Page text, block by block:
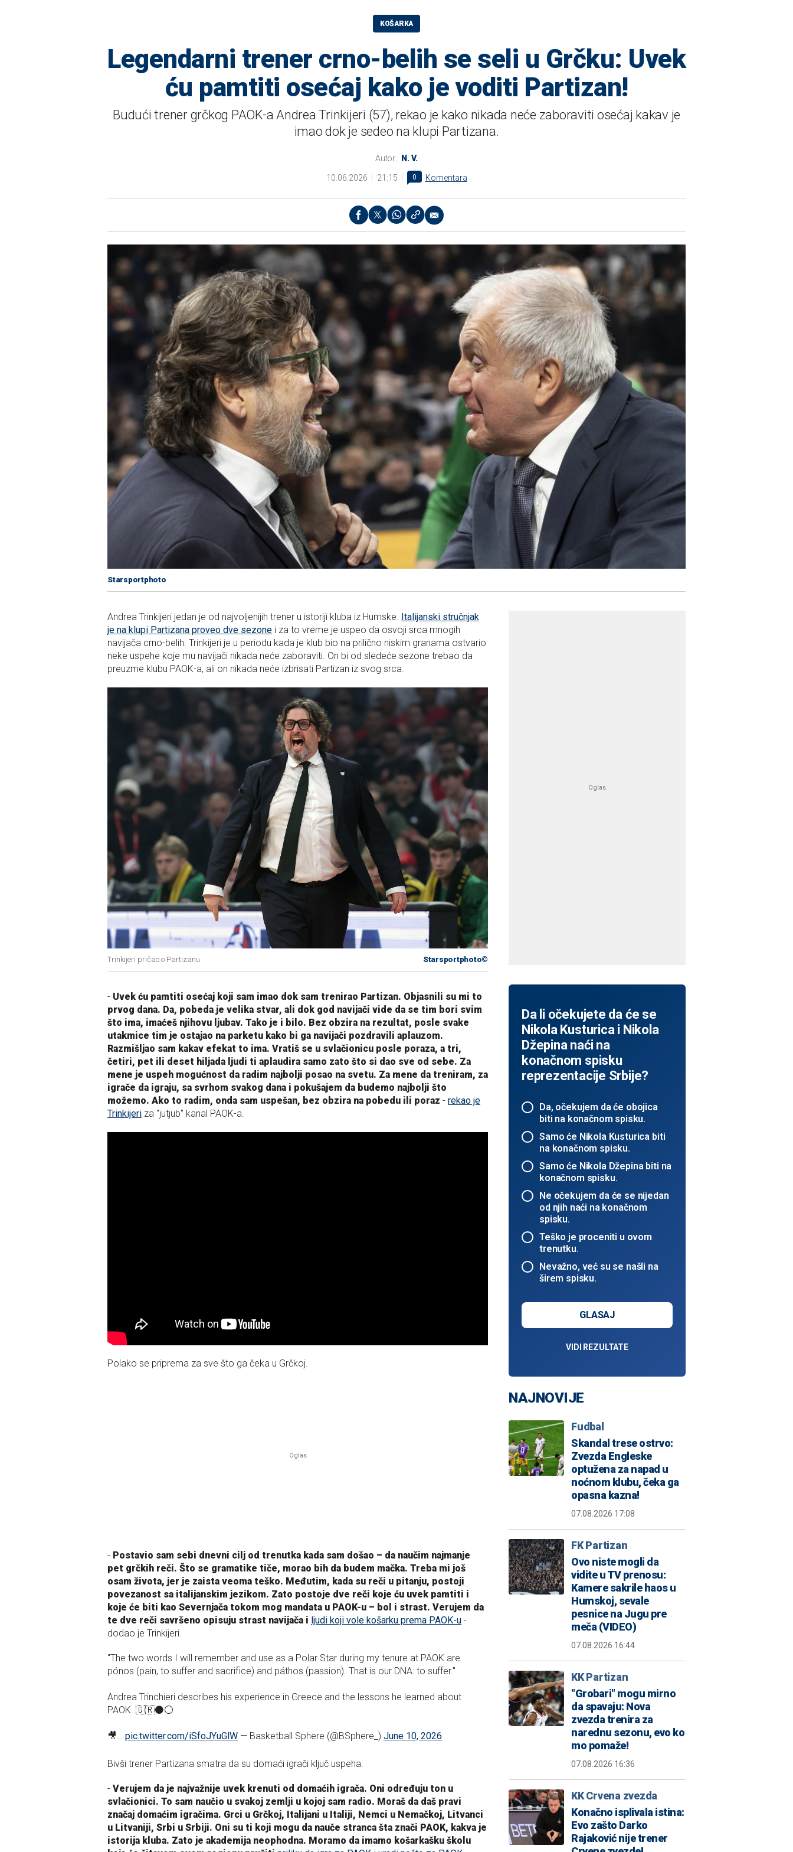
KOŠARKA
Legendarni trener crno-belih se seli u Grčku: Uvek
ću pamtiti osećaj kako je voditi Partizan!
Budući trener grčkog PAOK-a Andrea Trinkijeri (57), rekao je kako nikada neće zaboraviti osećaj kakav je
imao dok je sedeo na klupi Partizana.
Autor: N. V.
10.06.2026 21:15 0 Komentara
Starsportphoto
Andrea Trinkijeri jedan je od najvoljenijih trener u istoriji kluba iz Humske. Italijanski stručnjak
je na klupi Partizana proveo dve sezone i za to vreme je uspeo da osvoji srca mnogih
navijača crno-belih. Trinkijeri je u periodu kada je klub bio na prilično niskim granama ostvario
neke uspehe koje mu navijači nikada neće zaboraviti. On bi od sledeće sezone trebao da
preuzme klubu PAOK-a, ali on nikada neće izbrisati Partizan iz svog srca.
Trinkijeri pričao o Partizanu Starsportphoto©
- Uvek ću pamtiti osećaj koji sam imao dok sam trenirao Partizan. Objasnili su mi to
prvog dana. Da, pobeda je velika stvar, ali dok god navijači vide da se tim bori svim
što ima, imaćeš njihovu ljubav. Tako je i bilo. Bez obzira na rezultat, posle svake
utakmice tim je ostajao na parketu kako bi ga navijači pozdravili aplauzom.
Razmišljao sam kakav efekat to ima. Vratiš se u svlačionicu posle poraza, a tri,
četiri, pet ili deset hiljada ljudi ti aplaudira samo zato što si dao sve od sebe. Za
mene je uspeh mogućnost da radim najbolji posao na svetu. Za mene da treniram, za
igrače da igraju, sa svrhom svakog dana i pokušajem da budemo najbolji što
možemo. Ako to radim, onda sam uspešan, bez obzira na pobedu ili poraz - rekao je
Trinkijeri za "jutjub" kanal PAOK-a.
Polako se priprema za sve što ga čeka u Grčkoj.
- Postavio sam sebi dnevni cilj od trenutka kada sam došao – da naučim najmanje
pet grčkih reči. Što se gramatike tiče, morao bih da budem mačka. Treba mi još
osam života, jer je zaista veoma teško. Međutim, kada su reči u pitanju, postoji
povezanost sa italijanskim jezikom. Zato postoje dve reči koje ću uvek pamtiti i
koje će biti kao Severnjača tokom mog mandata u PAOK-u – bol i strast. Verujem da
te dve reči savršeno opisuju strast navijača i ljudi koji vole košarku prema PAOK-u -
dodao je Trinkijeri.
"The two words I will remember and use as a Polar Star during my tenure at PAOK are
pónos (pain, to suffer and sacrifice) and páthos (passion). That is our DNA: to suffer."
Andrea Trinchieri describes his experience in Greece and the lessons he learned about
PAOK. 🇬🇷⚫️⚪️
🎥… pic.twitter.com/iSfoJYuGlW — Basketball Sphere (@BSphere_) June 10, 2026
Bivši trener Partizana smatra da su domaći igrači ključ uspeha.
- Verujem da je najvažnije uvek krenuti od domaćih igrača. Oni određuju ton u
svlačionici. To sam naučio u svakoj zemlji u kojoj sam radio. Moraš da daš pravi
značaj domaćim igračima. Grci u Grčkoj, Italijani u Italiji, Nemci u Nemačkoj, Litvanci
u Litvaniji, Srbi u Srbiji. Oni su ti koji mogu da nauče stranca šta znači PAOK, kakva je
istorija kluba. Zato je akademija neophodna. Moramo da imamo košarkašku školu
Da li očekujete da će se
Nikola Kusturica i Nikola
Džepina naći na
konačnom spisku
reprezentacije Srbije?
Da, očekujem da će obojica
biti na konačnom spisku.
Samo će Nikola Kusturica biti
na konačnom spisku.
Samo će Nikola Džepina biti na
konačnom spisku.
Ne očekujem da će se nijedan
od njih naći na konačnom
spisku.
Teško je proceniti u ovom
trenutku.
Nevažno, već su se našli na
širem spisku.
GLASAJ
VIDI REZULTATE
NAJNOVIJE
Fudbal
Skandal trese ostrvo:
Zvezda Engleske
optužena za napad u
noćnom klubu, čeka ga
opasna kazna!
07.08.2026 17:08
FK Partizan
Ovo niste mogli da
vidite u TV prenosu:
Kamere sakrile haos u
Humskoj, sevale
pesnice na Jugu pre
meča (VIDEO)
07.08.2026 16:44
KK Partizan
"Grobari" mogu mirno
da spavaju: Nova
zvezda trenira za
narednu sezonu, evo ko
mo pomaže!
07.08.2026 16:36
KK Crvena zvezda
Konačno isplivala istina:
Evo zašto Darko
Rajaković nije trener